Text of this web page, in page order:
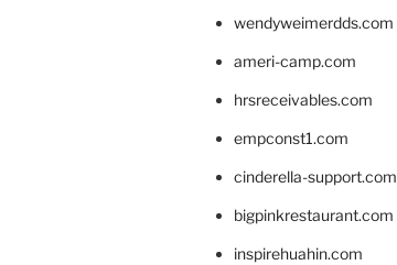
wendyweimerdds.com
ameri-camp.com
hrsreceivables.com
empconst1.com
cinderella-support.com
bigpinkrestaurant.com
inspirehuahin.com